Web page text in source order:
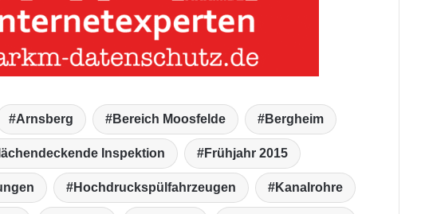
Arnsberg Bereich Moosfelde Bergheim
Inspektion Frühjahr 2015
Hochdruckspülfahrzeugen Kanalrohre